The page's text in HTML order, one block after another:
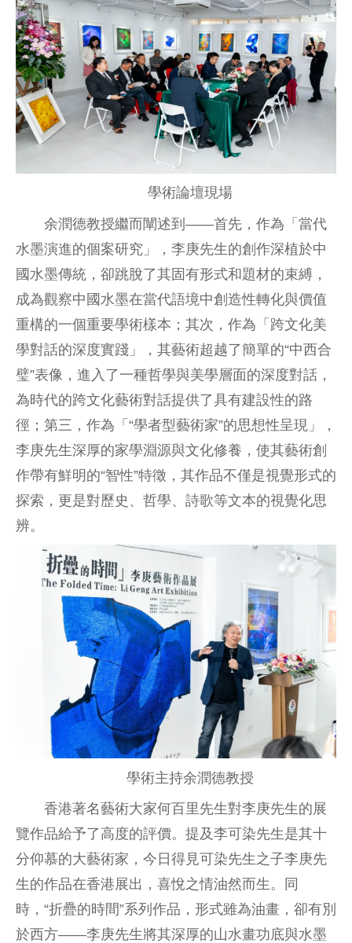
學術論壇現場
余潤德教授繼而闡述到——首先，作為「當代
水墨演進的個案研究」，李庚先生的創作深植於中
國水墨傳統，卻跳脫了其固有形式和題材的束縛，
成為觀察中國水墨在當代語境中創造性轉化與價值
重構的一個重要學術樣本；其次，作為「跨文化美
學對話的深度實踐」，其藝術超越了簡單的“中西合
璧”表像，進入了一種哲學與美學層面的深度對話，
為時代的跨文化藝術對話提供了具有建設性的路
徑；第三，作為「“學者型藝術家”的思想性呈現」，
李庚先生深厚的家學淵源與文化修養，使其藝術創
作帶有鮮明的“智性”特徵，其作品不僅是視覺形式的
探索，更是對歷史、哲學、詩歌等文本的視覺化思
辨。
學術主持余潤德教授
香港著名藝術大家何百里先生對李庚先生的展
覽作品給予了高度的評價。提及李可染先生是其十
分仰慕的大藝術家，今日得見可染先生之子李庚先
生的作品在香港展出，喜悅之情油然而生。同
時，“折疊的時間”系列作品，形式雖為油畫，卻有別
於西方——李庚先生將其深厚的山水畫功底與水墨